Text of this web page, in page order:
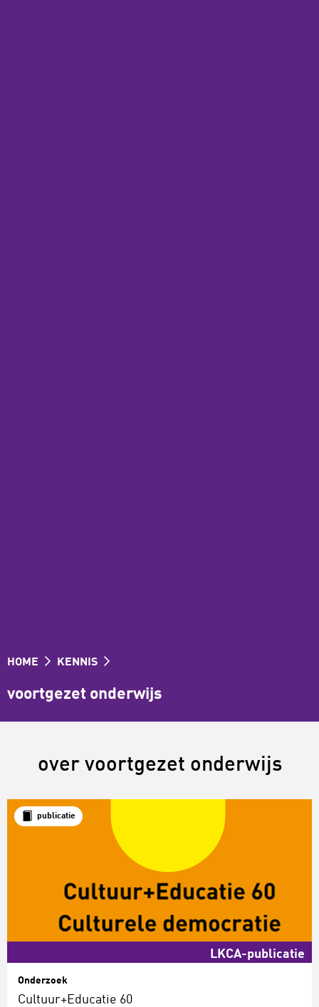
HOME KENNIS
voortgezet onderwijs
over voortgezet onderwijs
publicatie
LKCA-publicatie
Onderzoek
Cultuur+Educatie 60